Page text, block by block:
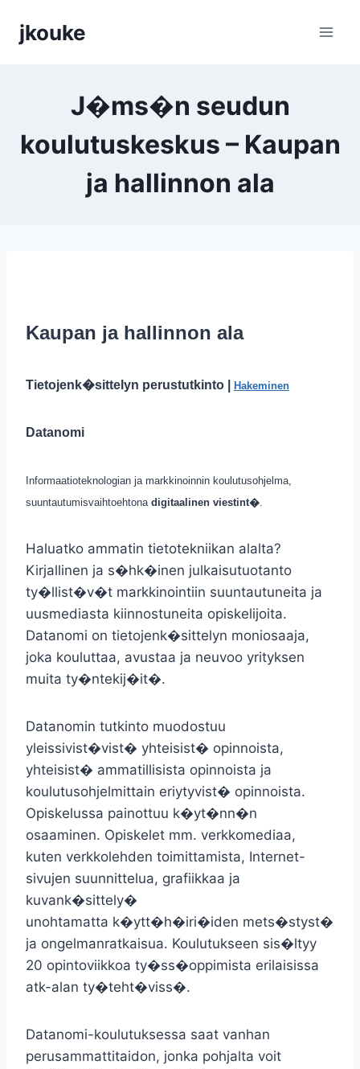
sisältöön
jkouke
J�ms�n seudun
koulutuskeskus – Kaupan
ja hallinnon ala
Kaupan ja hallinnon ala
Tietojenk�sittelyn perustutkinto | Hakeminen
Datanomi
Informaatioteknologian ja markkinoinnin koulutusohjelma,
suuntautumisvaihtoehtona digitaalinen viestint�.
Haluatko ammatin tietotekniikan alalta?
Kirjallinen ja s�hk�inen julkaisutuotanto
ty�llist�v�t markkinointiin suuntautuneita ja
uusmediasta kiinnostuneita opiskelijoita.
Datanomi on tietojenk�sittelyn moniosaaja,
joka kouluttaa, avustaa ja neuvoo yrityksen
muita ty�ntekij�it�.
Datanomin tutkinto muodostuu
yleissivist�vist� yhteisist� opinnoista,
yhteisist� ammatillisista opinnoista ja
koulutusohjelmittain eriytyvist� opinnoista.
Opiskelussa painottuu k�yt�nn�n
osaaminen. Opiskelet mm. verkkomediaa,
kuten verkkolehden toimittamista, Internet-
sivujen suunnittelua, grafiikkaa ja
kuvank�sittely�
unohtamatta k�ytt�h�iri�iden mets�styst�
ja ongelmanratkaisua. Koulutukseen sis�ltyy
20 opintoviikkoa ty�ss�oppimista erilaisissa
atk-alan ty�teht�viss�.
Datanomi-koulutuksessa saat vanhan
perusammattitaidon, jonka pohjalta voit